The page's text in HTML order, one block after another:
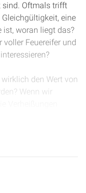
sind. Oftmals trifft
eine
ist, woran liegt das?
Feuereifer und
den Wert von
Wenn wir
verwandelt zu
so viele Menschen